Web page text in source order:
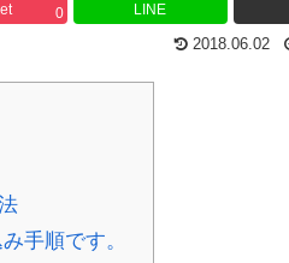
0 LINE
2018.06.02
手順です。